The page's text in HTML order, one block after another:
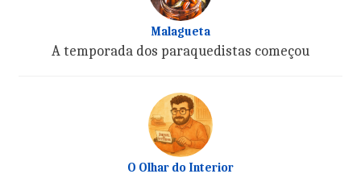
Malagueta
A temporada dos paraquedistas começou
O Olhar do Interior